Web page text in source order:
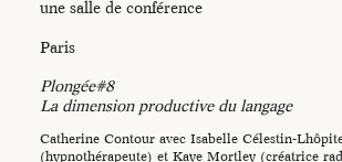
une salle de conférence
Paris
Plongée#8
La dimension productive du langage
Catherine Contour avec Isabelle Célestin-
(hypnothérapeute) et Kaye Mortley (créatrice